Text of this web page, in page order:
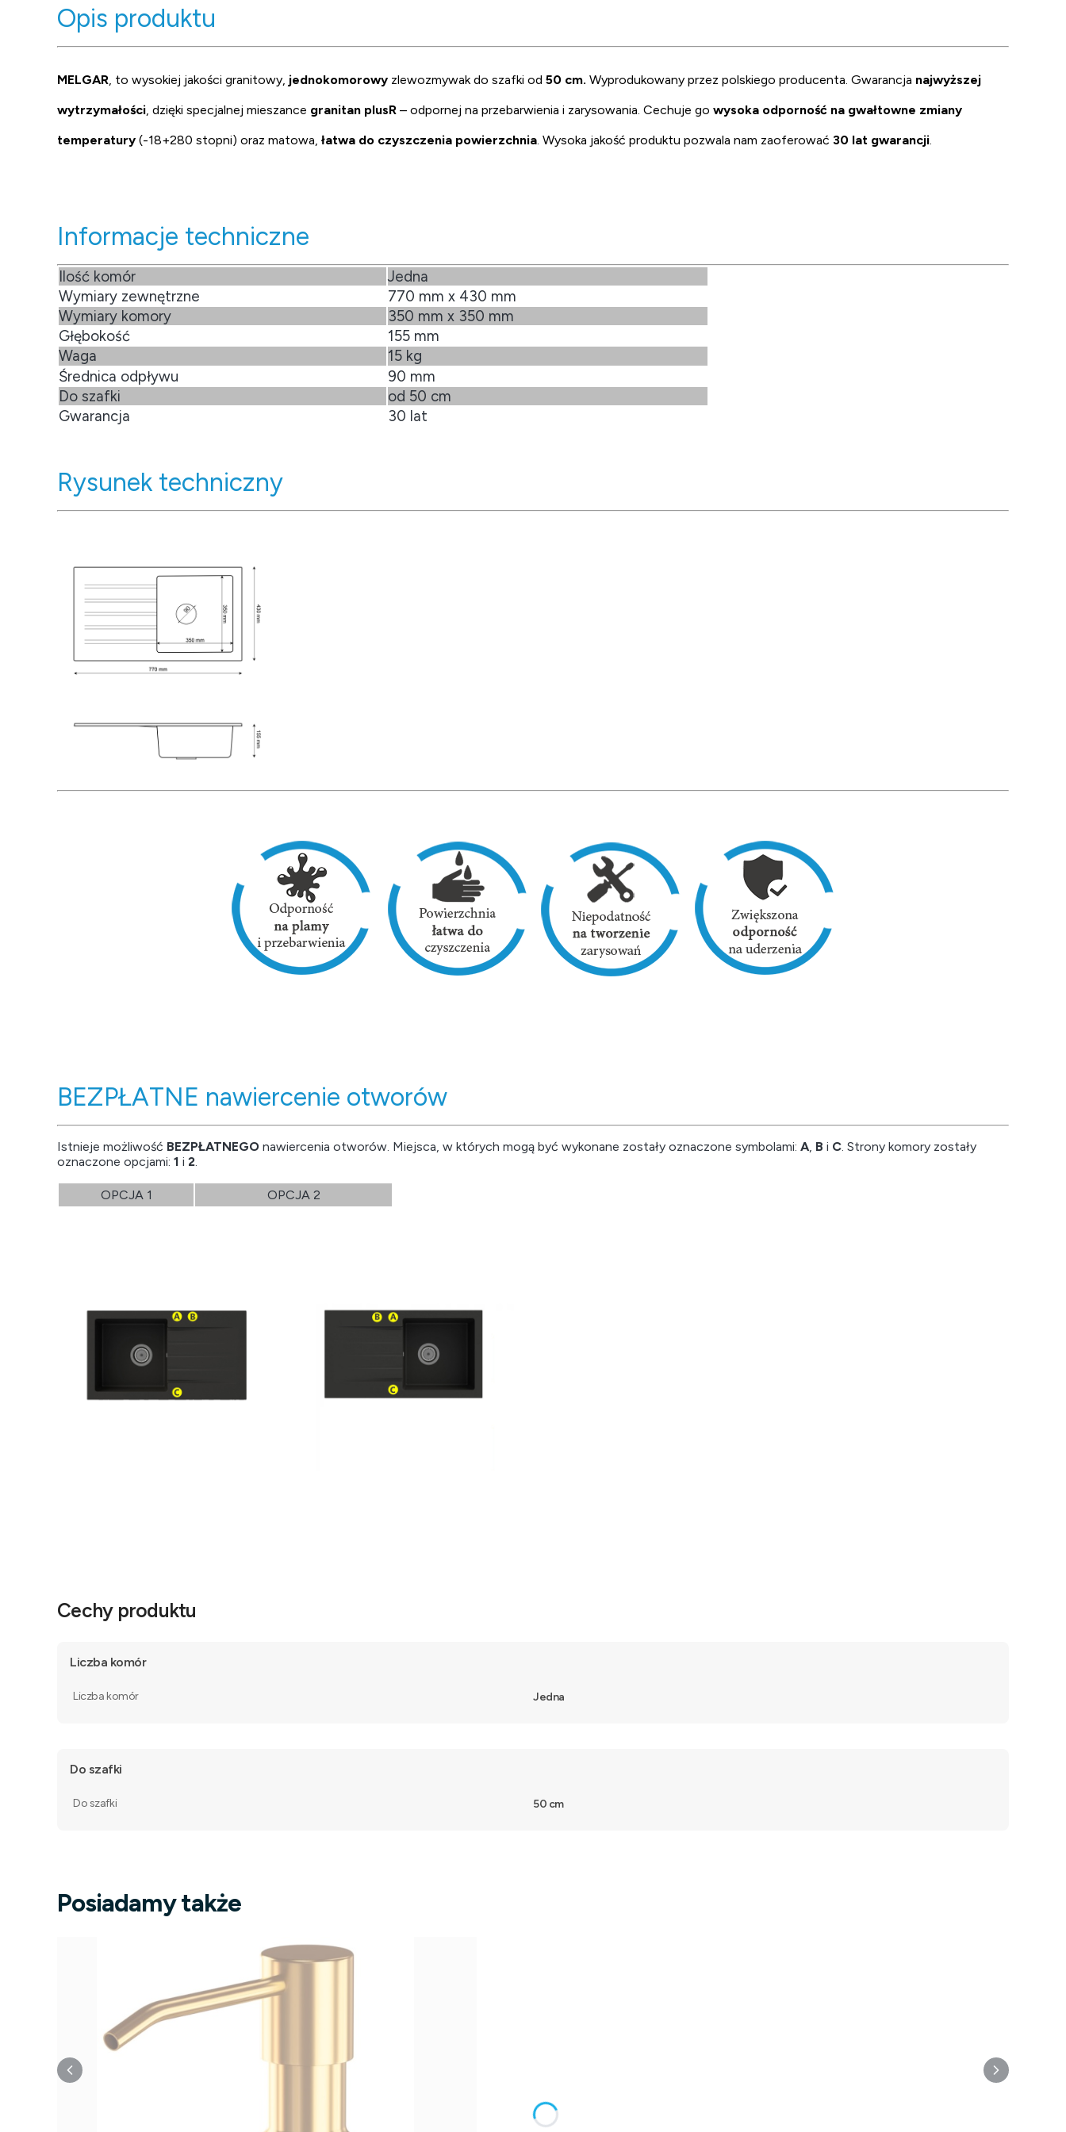
Opis produktu
MELGAR, to wysokiej jakości granitowy, jednokomorowy zlewozmywak do szafki od 50 cm. Wyprodukowany przez polskiego producenta. Gwarancja najwyższej
wytrzymałości, dzięki specjalnej mieszance granitan plusR – odpornej na przebarwienia i zarysowania. Cechuje go wysoka odporność na gwałtowne zmiany
temperatury (-18+280 stopni) oraz matowa, łatwa do czyszczenia powierzchnia. Wysoka jakość produktu pozwala nam zaoferować 30 lat gwarancji.
Informacje techniczne
Ilość komór
Jedna
Wymiary zewnętrzne
770 mm x 430 mm
Wymiary komory
350 mm x 350 mm
Głębokość
155 mm
Waga
15 kg
Średnica odpływu
90 mm
Do szafki
od 50 cm
Gwarancja
30 lat
Rysunek techniczny
BEZPŁATNE nawiercenie otworów
Istnieje możliwość BEZPŁATNEGO nawiercenia otworów. Miejsca, w których mogą być wykonane zostały oznaczone symbolami: A, B i C. Strony komory zostały
oznaczone opcjami: 1 i 2.
OPCJA 1 OPCJA 2
Cechy produktu
Liczba komór
Liczba komór Jedna
Do szafki
Do szafki 50 cm
Posiadamy także